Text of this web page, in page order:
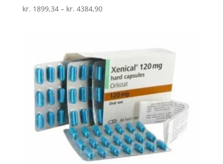
kr. 1899,34 – kr. 4384,90Prisinterval: